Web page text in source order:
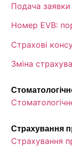
Подача
Номер EVB:
Страхові
Зміна
Страхування
Страхування